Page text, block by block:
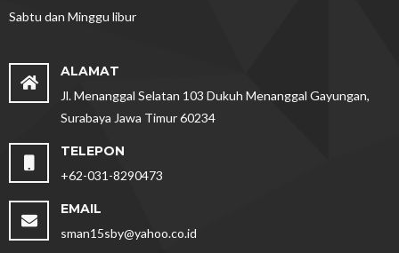
Sabtu dan Minggu libur
ALAMAT
Jl. Menanggal Selatan 103 Dukuh Menanggal Gayungan,
Surabaya Jawa Timur 60234
TELEPON
+62-031-8290473
EMAIL
sman15sby@yahoo.co.id